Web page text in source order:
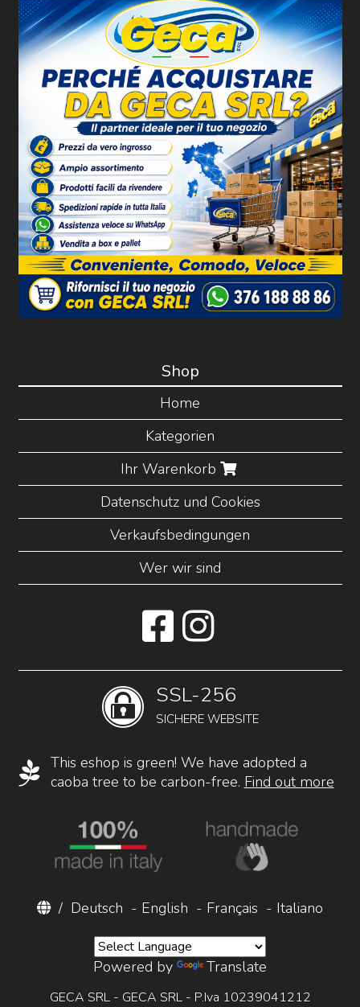
Shop
Home
Kategorien
Ihr Warenkorb
Datenschutz und Cookies
Verkaufsbedingungen
Wer wir sind
SSL-256
SICHERE WEBSITE
This eshop is green! We have adopted a
caoba tree to be carbon-free. Find out more
/ Deutsch - English - Français - Italiano
Powered by Translate
GECA SRL - GECA SRL - P.Iva 10239041212